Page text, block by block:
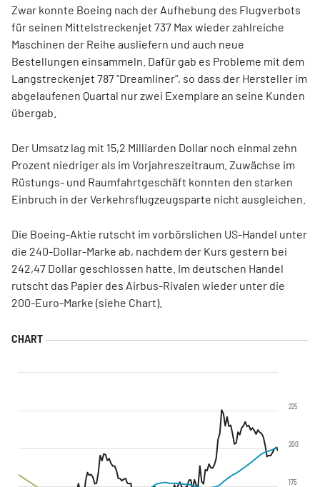
Zwar konnte Boeing nach der Aufhebung des Flugverbots
für seinen Mittelstreckenjet 737 Max wieder zahlreiche
Maschinen der Reihe ausliefern und auch neue
Bestellungen einsammeln. Dafür gab es Probleme mit dem
Langstreckenjet 787 "Dreamliner", so dass der Hersteller im
abgelaufenen Quartal nur zwei Exemplare an seine Kunden
übergab.
Der Umsatz lag mit 15,2 Milliarden Dollar noch einmal zehn
Prozent niedriger als im Vorjahreszeitraum. Zuwächse im
Rüstungs- und Raumfahrtgeschäft konnten den starken
Einbruch in der Verkehrsflugzeugsparte nicht ausgleichen.
Die Boeing-Aktie rutscht im vorbörslichen US-Handel unter
die 240-Dollar-Marke ab, nachdem der Kurs gestern bei
242,47 Dollar geschlossen hatte. Im deutschen Handel
rutscht das Papier des Airbus-Rivalen wieder unter die
200-Euro-Marke (siehe Chart).
175
200
225